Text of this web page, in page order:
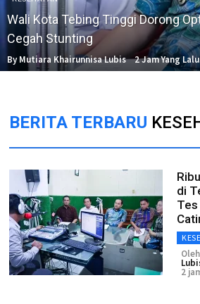
Wali Kota Tebing Tinggi Dorong
Cegah Stunting
By Mutiara Khairunnisa Lubis 2 Jam Yang
BERITA TERBARU
di
Tes
Oleh
2